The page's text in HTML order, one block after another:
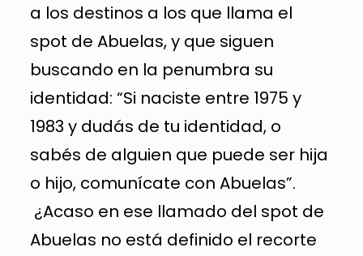
a los destinos a los que llama el
spot de Abuelas, y que siguen
buscando en la penumbra su
identidad: “Si naciste entre 1975 y
1983 y dudás de tu identidad, o
sabés de alguien que puede ser hija
o hijo, comunícate con Abuelas”.
¿Acaso en ese llamado del spot de
Abuelas no está definido el recorte